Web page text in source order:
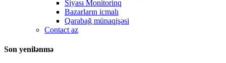
Siyası Monitorinq
Bazarların icmalı
Qarabağ münaqişəsi
Contact az
Son yenilənmə